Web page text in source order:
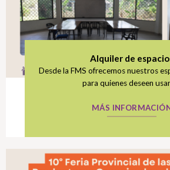
Alquiler de
Desde la FMS ofrecemos nuestros
para quienes deseen
MÁS